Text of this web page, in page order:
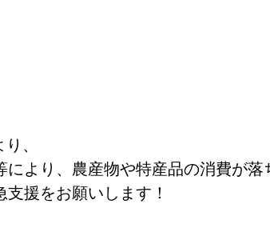
、
より、農産物や特産品の消費が落
援をお願いします！